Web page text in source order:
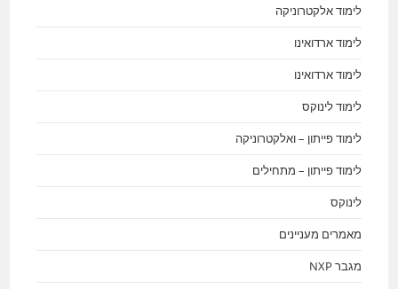
לימוד אלקטרוניקה
לימוד ארדואינו
לימוד ארדואינו
לימוד לינוקס
לימוד פייתון – ואלקטרוניקה
לימוד פייתון – מתחילים
לינוקס
מאמרים מעניינים
מגבר NXP